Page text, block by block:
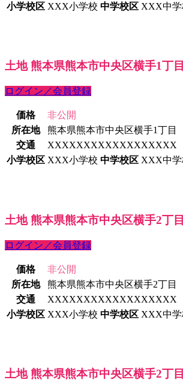
小学校区 XXX小学校 中学校区 XXX中学
土地 熊本県熊本市中央区横手1丁
ログイン／会員登録
価格
非公開
所在地
熊本県熊本市中央区横手1丁目
交通
XXXXXXXXXXXXXXXXXX
小学校区 XXX小学校 中学校区 XXX中学
土地 熊本県熊本市中央区横手2丁
ログイン／会員登録
価格
非公開
所在地
熊本県熊本市中央区横手2丁目
交通
XXXXXXXXXXXXXXXXXX
小学校区 XXX小学校 中学校区 XXX中学
土地 熊本県熊本市中央区横手2丁